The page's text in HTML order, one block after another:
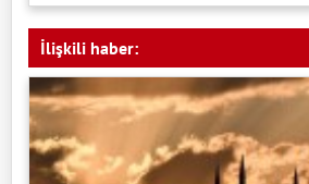
İlişkili haber: